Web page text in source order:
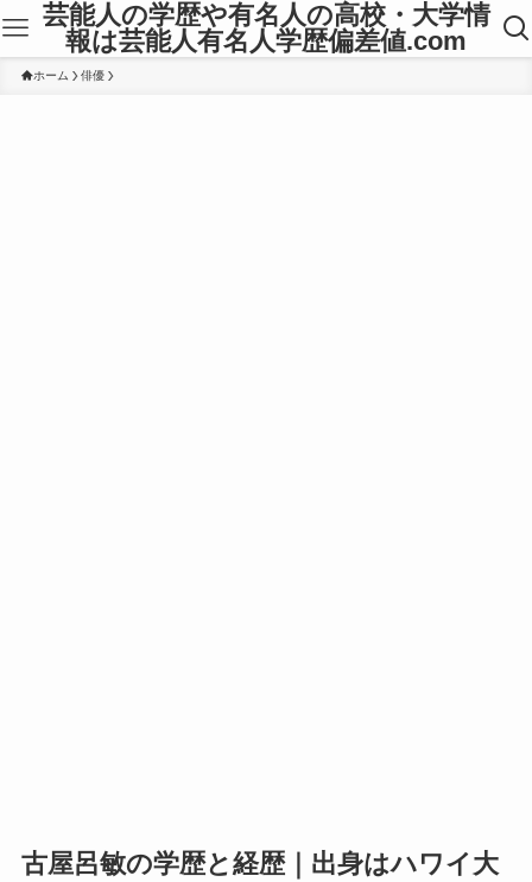
芸能人の学歴や有名人の高校・大学情
報は芸能人有名人学歴偏差値.com
ホーム 俳優
古屋呂敏の学歴と経歴｜出身はハワイ大